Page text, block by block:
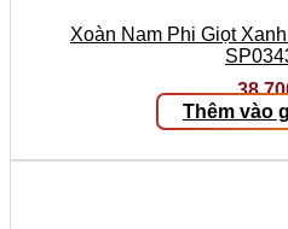
Xoàn Nam Phi Giọt
Thêm vào